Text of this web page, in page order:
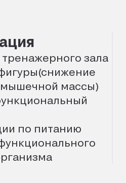
зала
массы)
по питанию